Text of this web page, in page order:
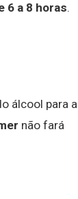
6 a 8 horas.
álcool para a
não fará